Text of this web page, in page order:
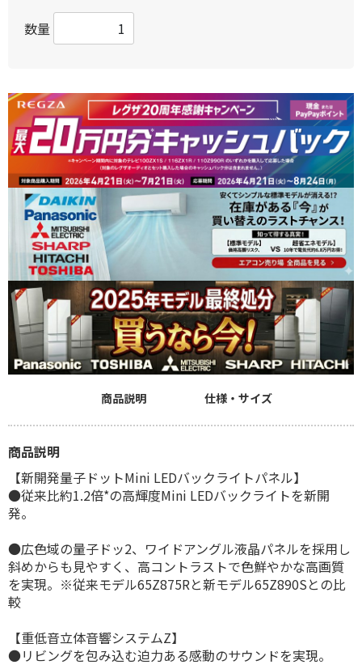
数量
商品説明 仕様・サイズ
商品説明
【新開発量子ドットMini LEDバックライトパネル】
●従来比約1.2倍*の高輝度Mini LEDバックライトを新開
発。
●広色域の量子ドッ2、ワイドアングル液晶パネルを採用し
斜めからも見やすく、高コントラストで色鮮やかな高画質
を実現。※従来モデル65Z875Rと新モデル65Z890Sとの比
較
【重低音立体音響システムZ】
●リビングを包み込む迫力ある感動のサウンドを実現。